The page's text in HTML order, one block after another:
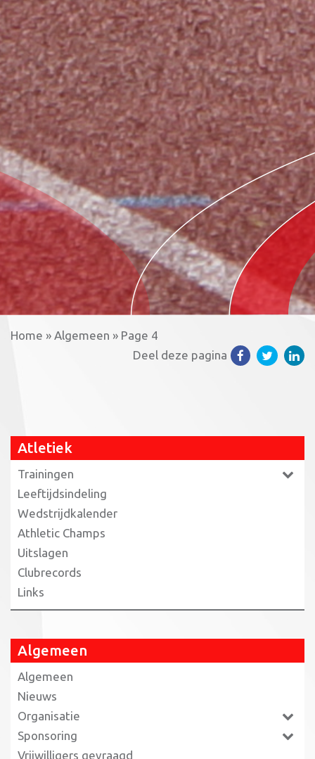
Home » Algemeen » Page 4
Deel deze pagina
Atletiek
Trainingen
Leeftijdsindeling
Wedstrijdkalender
Athletic Champs
Uitslagen
Clubrecords
Links
Algemeen
Algemeen
Nieuws
Organisatie
Sponsoring
Vrijwilligers gevraagd